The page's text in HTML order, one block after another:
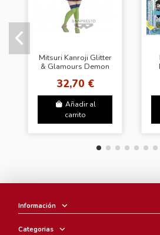
Mitsuri Kanroji Glitter
& Glamours Demon
Yaiba
32,70 €
Añadir al
carrito
Información
Categorias